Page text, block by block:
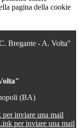
pagina della cookie
Bregante - A. Volta"
(BA)
inviare una mail
per inviare una mail